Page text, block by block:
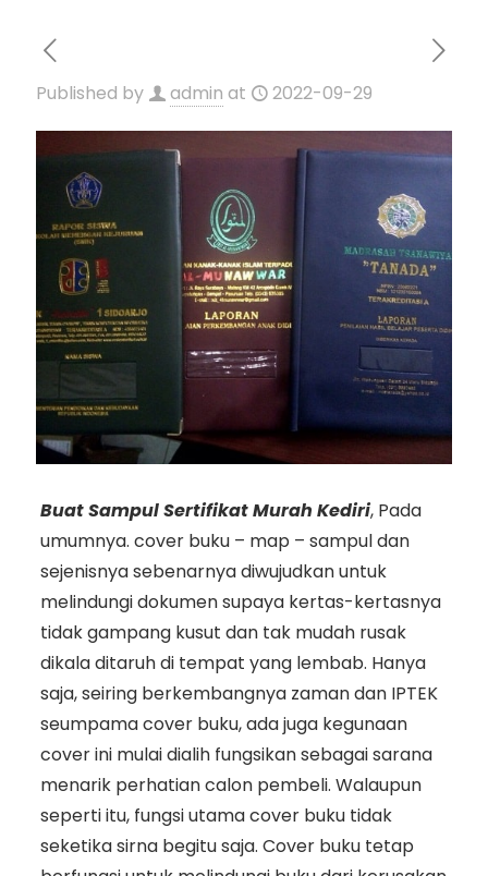
Published by admin at 2022-09-29
Buat Sampul Sertifikat Murah Kediri, Pada
umumnya. cover buku – map – sampul dan
sejenisnya sebenarnya diwujudkan untuk
melindungi dokumen supaya kertas-kertasnya
tidak gampang kusut dan tak mudah rusak
dikala ditaruh di tempat yang lembab. Hanya
saja, seiring berkembangnya zaman dan IPTEK
seumpama cover buku, ada juga kegunaan
cover ini mulai dialih fungsikan sebagai sarana
menarik perhatian calon pembeli. Walaupun
seperti itu, fungsi utama cover buku tidak
seketika sirna begitu saja. Cover buku tetap